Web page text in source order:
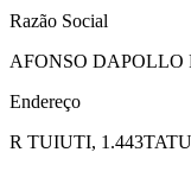
Razão Social
AFONSO DAPOLLO
Endereço
R TUIUTI, 1.443